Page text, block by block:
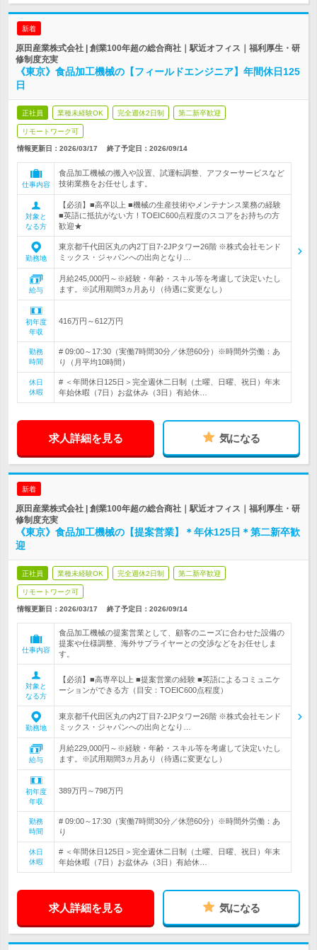
新着
原田産業株式会社 | 創業100年超の総合商社｜駅近オフィス｜福利厚生・研
修制度充実
《東京》食品加工機械の【フィールドエンジニア】年間休日125
日
正社員 業種未経験OK 完全週休2日制 第二新卒歓迎
リモートワーク可
情報更新日：2026/03/17 終了予定日： 2026/09/14
仕事内容
食品加工機械の搬入や設置、試運転調整、アフターサービスなど
技術業務をお任せします。
対象と
なる方
【必須】■高卒以上 ■機械の生産技術やメンテナンス業務の経験
■英語に抵抗がない方！TOEIC600点程度のスコアをお持ちの方
歓迎★
勤務地
東京都千代田区丸の内2丁目7-2JPタワー26階 ※株式会社モンド
ミックス・ジャパンへの出向となり…
給与
月給245,000円～※経験・年齢・スキル等を考慮して決定いたし
ます。※試用期間3ヵ月あり（待遇に変更なし）
初年度
年収
416万円～612万円
勤務
時間
# 09:00～17:30（実働7時間30分／休憩60分）※時間外労働：あ
り（月平均10時間）
休日
休暇
# ＜年間休日125日＞完全週休二日制（土曜、日曜、祝日）年末
年始休暇（7日）お盆休み（3日）有給休…
求人詳細を見る 気になる
新着
原田産業株式会社 | 創業100年超の総合商社｜駅近オフィス｜福利厚生・研
修制度充実
《東京》食品加工機械の【提案営業】＊年休125日＊第二新卒歓
迎
正社員 業種未経験OK 完全週休2日制 第二新卒歓迎
リモートワーク可
情報更新日：2026/03/17 終了予定日： 2026/09/14
仕事内容
食品加工機械の提案営業として、顧客のニーズに合わせた設備の
提案や仕様調整、海外サプライヤーとの交渉などをお任せしま
す。
対象と
なる方
【必須】■高専卒以上 ■提案営業の経験 ■英語によるコミュニケ
ーションができる方（目安：TOEIC600点程度）
勤務地
東京都千代田区丸の内2丁目7-2JPタワー26階 ※株式会社モンド
ミックス・ジャパンへの出向となり…
給与
月給229,000円～※経験・年齢・スキル等を考慮して決定いたし
ます。※試用期間3ヵ月あり（待遇に変更なし）
初年度
年収
389万円～798万円
勤務
時間
# 09:00～17:30（実働7時間30分／休憩60分）※時間外労働：あ
り
休日
休暇
# ＜年間休日125日＞完全週休二日制（土曜、日曜、祝日）年末
年始休暇（7日）お盆休み（3日）有給休…
求人詳細を見る 気になる